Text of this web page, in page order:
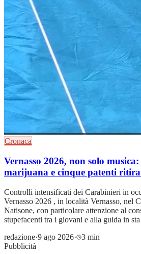
Cronaca
Vernasso 2026, non solo
marijuana e cinque patenti
Controlli intensificati dei Carabinieri in
Vernasso 2026 , in località Vernasso, nel
Natisone, con particolare attenzione al
stupefacenti tra i giovani e alla guida in sta
redazione·9 ago 2026·
3 min
Pubblicità